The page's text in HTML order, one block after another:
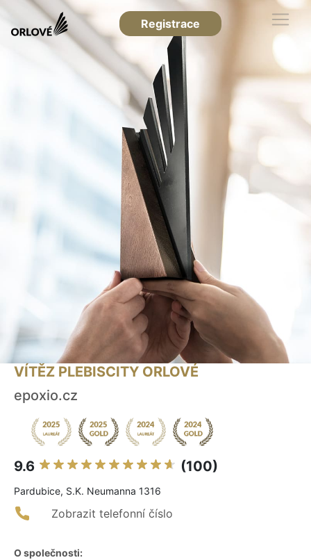
Registrace
VÍTĚZ PLEBISCITY ORLOVÉ
epoxio.cz
9.6 (100)
Pardubice, S.K. Neumanna 1316
Zobrazit telefonní číslo
O společnosti: